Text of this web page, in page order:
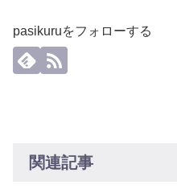
pasikuruをフォローする
関連記事